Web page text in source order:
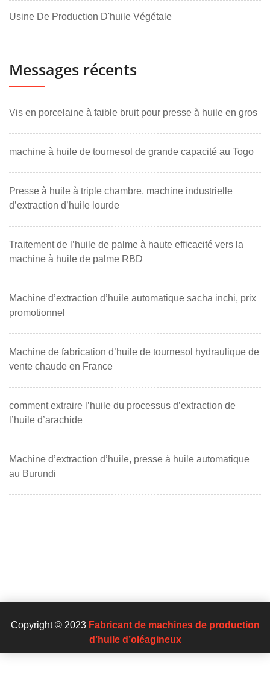
Usine De Production D'huile Végétale
Messages récents
Vis en porcelaine à faible bruit pour presse à huile en gros
machine à huile de tournesol de grande capacité au Togo
Presse à huile à triple chambre, machine industrielle
d’extraction d’huile lourde
Traitement de l’huile de palme à haute efficacité vers la
machine à huile de palme RBD
Machine d’extraction d’huile automatique sacha inchi, prix
promotionnel
Machine de fabrication d’huile de tournesol hydraulique de
vente chaude en France
comment extraire l’huile du processus d’extraction de
l’huile d’arachide
Machine d’extraction d’huile, presse à huile automatique
au Burundi
Copyright © 2023 Fabricant de machines de production
d’huile d’oléagineux